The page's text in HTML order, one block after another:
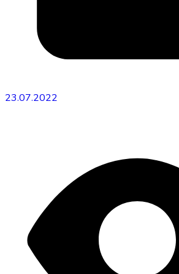
23.07.2022